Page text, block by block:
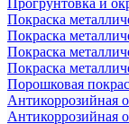
Прогрунтовка и
Покраска
Покраска
Покраска
Покраска
Порошковая
Антикоррозийная
Антикоррозийная